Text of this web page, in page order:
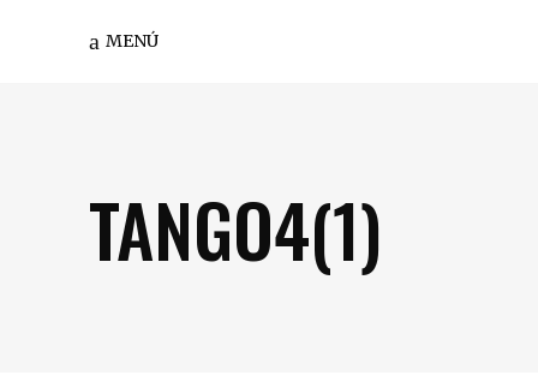
MENÚ
TANGO4(1)